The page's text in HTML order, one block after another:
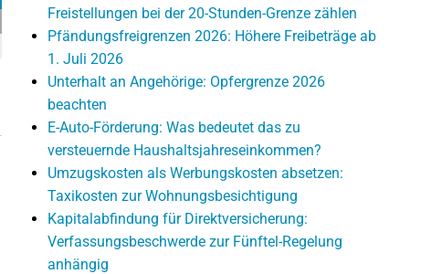
Freistellungen bei der 20-Stunden-Grenze zählen
Pfändungsfreigrenzen 2026: Höhere Freibeträge ab
1. Juli 2026
Unterhalt an Angehörige: Opfergrenze 2026
beachten
E-Auto-Förderung: Was bedeutet das zu
versteuernde Haushaltsjahreseinkommen?
Umzugskosten als Werbungskosten absetzen:
Taxikosten zur Wohnungsbesichtigung
Kapitalabfindung für Direktversicherung:
Verfassungsbeschwerde zur Fünftel-Regelung
anhängig